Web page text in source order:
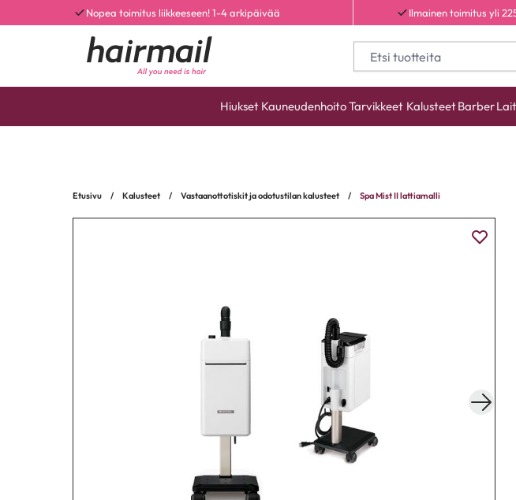
Nopea toimitus liikkeeseen! 1-4 arkipäivää Ilmainen toimitus yli
Hiukset KauneudenhoitoTarvikkeet KalusteetBarber
Etusivu / Kalusteet / Vastaanottotiskit ja odotustilan kalusteet / Spa Mist II lattiamalli